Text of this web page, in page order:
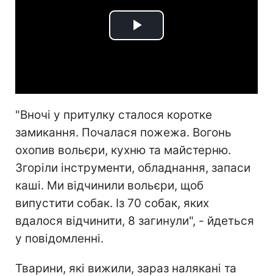
Play
"Вночі у притулку сталося коротке
замикання. Почалася пожежа. Вогонь
охопив вольєри, кухню та майстерню.
Згоріли інструменти, обладнання, запаси
каші. Ми відчинили вольєри, щоб
випустити собак. Із 70 собак, яких
вдалося відчинити, 8 загинули", - йдеться
у повідомленні.
Тварини, які вижили, зараз налякані та